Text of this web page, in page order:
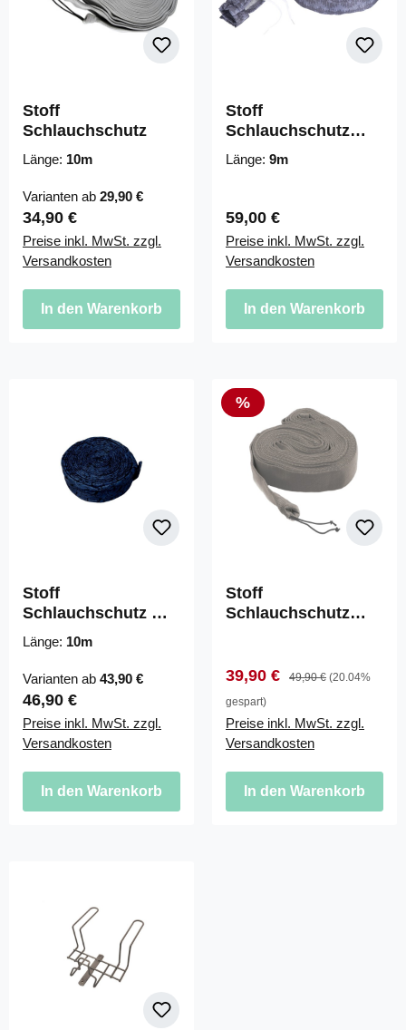
Stoff
Schlauchschutz
Länge: 10m
Varianten ab 29,90 €
Regulärer Preis:
34,90 €
Preise inkl. MwSt. zzgl.
Versandkosten
In den Warenkorb
Stoff
Schlauchschutz
"VacSoc" mit Zipp
Länge: 9m
Regulärer Preis:
59,00 €
Preise inkl. MwSt. zzgl.
Versandkosten
In den Warenkorb
Stoff
Schlauchschutz mit
Zippverschluss
Länge: 10m
Varianten ab 43,90 €
Regulärer Preis:
46,90 €
Preise inkl. MwSt. zzgl.
Versandkosten
In den Warenkorb
Rabatt
%
Stoff
Schlauchschutz
Verkaufspreis:
39,90 € Regulärer Preis:
49,90 € (20.04%
gespart)
Preise inkl. MwSt. zzgl.
Versandkosten
In den Warenkorb